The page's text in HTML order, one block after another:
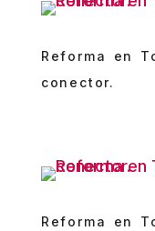
Reforma en
conector.
Reforma en